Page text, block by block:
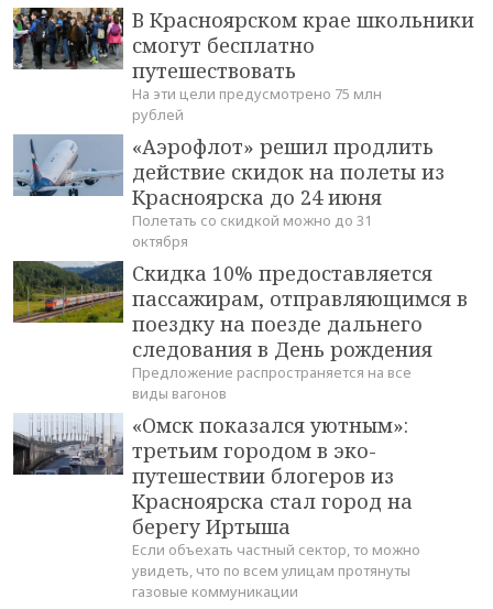
В Красноярском крае школьники
смогут бесплатно
путешествовать
На эти цели предусмотрено 75 млн
рублей
«Аэрофлот» решил продлить
действие скидок на полеты из
Красноярска до 24 июня
Полетать со скидкой можно до 31
октября
Скидка 10% предоставляется
пассажирам, отправляющимся в
поездку на поезде дальнего
следования в День рождения
Предложение распространяется на все
виды вагонов
«Омск показался уютным»:
третьим городом в эко-
путешествии блогеров из
Красноярска стал город на
берегу Иртыша
Если объехать частный сектор, то можно
увидеть, что по всем улицам протянуты
газовые коммуникации